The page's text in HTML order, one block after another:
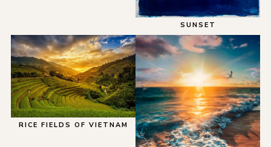
SUNSET
RICE FIELDS OF VIETNAM